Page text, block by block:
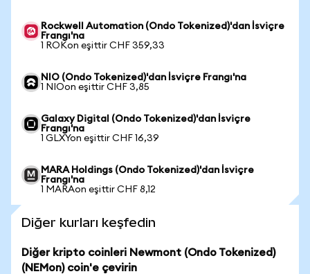
Rockwell Automation (Ondo Tokenized)'dan İsviçre
Frangı'na
1 ROKon eşittir CHF 359,33
NIO (Ondo Tokenized)'dan İsviçre Frangı'na
1 NIOon eşittir CHF 3,85
Galaxy Digital (Ondo Tokenized)'dan İsviçre
Frangı'na
1 GLXYon eşittir CHF 16,39
MARA Holdings (Ondo Tokenized)'dan İsviçre
Frangı'na
1 MARAon eşittir CHF 8,12
Diğer kurları keşfedin
Diğer kripto coinleri Newmont (Ondo Tokenized)
(NEMon) coin'e çevirin